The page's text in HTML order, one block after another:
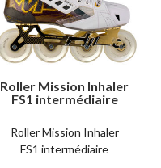
Roller Mission Inhaler
FS1 intermédiaire
Roller Mission Inhaler
FS1 intermédiaire